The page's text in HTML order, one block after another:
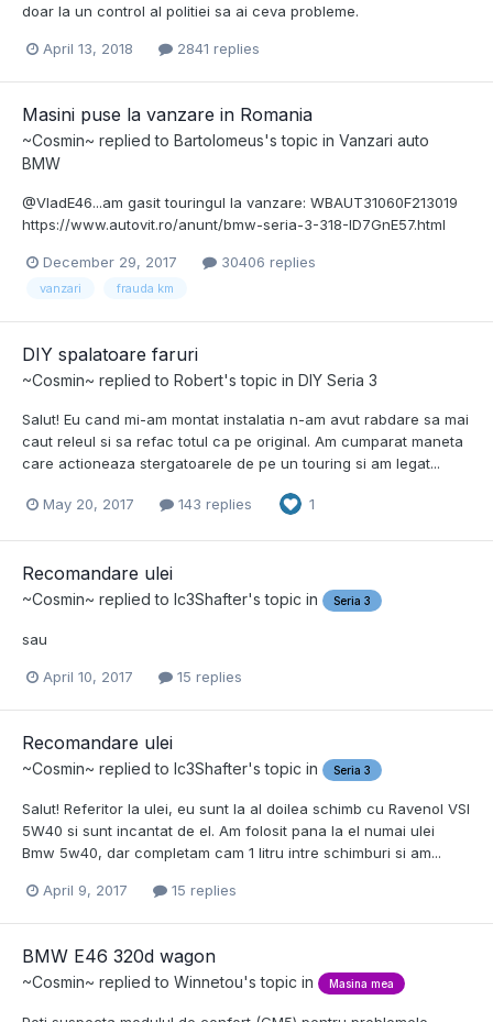
doar la un control al politiei sa ai ceva probleme.
April 13, 2018 2841 replies
Masini puse la vanzare in Romania
~Cosmin~ replied to Bartolomeus's topic in Vanzari auto
BMW
@VladE46...am gasit touringul la vanzare: WBAUT31060F213019
https://www.autovit.ro/anunt/bmw-seria-3-318-ID7GnE57.html
December 29, 2017 30406 replies
vanzari frauda km
DIY spalatoare faruri
~Cosmin~ replied to Robert's topic in DIY Seria 3
Salut! Eu cand mi-am montat instalatia n-am avut rabdare sa mai
caut releul si sa refac totul ca pe original. Am cumparat maneta
care actioneaza stergatoarele de pe un touring si am legat...
May 20, 2017 143 replies 1
Recomandare ulei
~Cosmin~ replied to Ic3Shafter's topic in Seria 3
sau
April 10, 2017 15 replies
Recomandare ulei
~Cosmin~ replied to Ic3Shafter's topic in Seria 3
Salut! Referitor la ulei, eu sunt la al doilea schimb cu Ravenol VSI
5W40 si sunt incantat de el. Am folosit pana la el numai ulei
Bmw 5w40, dar completam cam 1 litru intre schimburi si am...
April 9, 2017 15 replies
BMW E46 320d wagon
~Cosmin~ replied to Winnetou's topic in Masina mea